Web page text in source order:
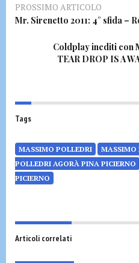
PROSSIMO ARTICOLO
Mr. Sirenetto 2011: 4° sfida –
Coldplay inediti con
TEAR DROP IS A
Tags
MASSIMO POLLEDRI MASSIMO
POLLEDRI AGORÀ PINA PICIERNO
PICIERNO
Articoli correlati